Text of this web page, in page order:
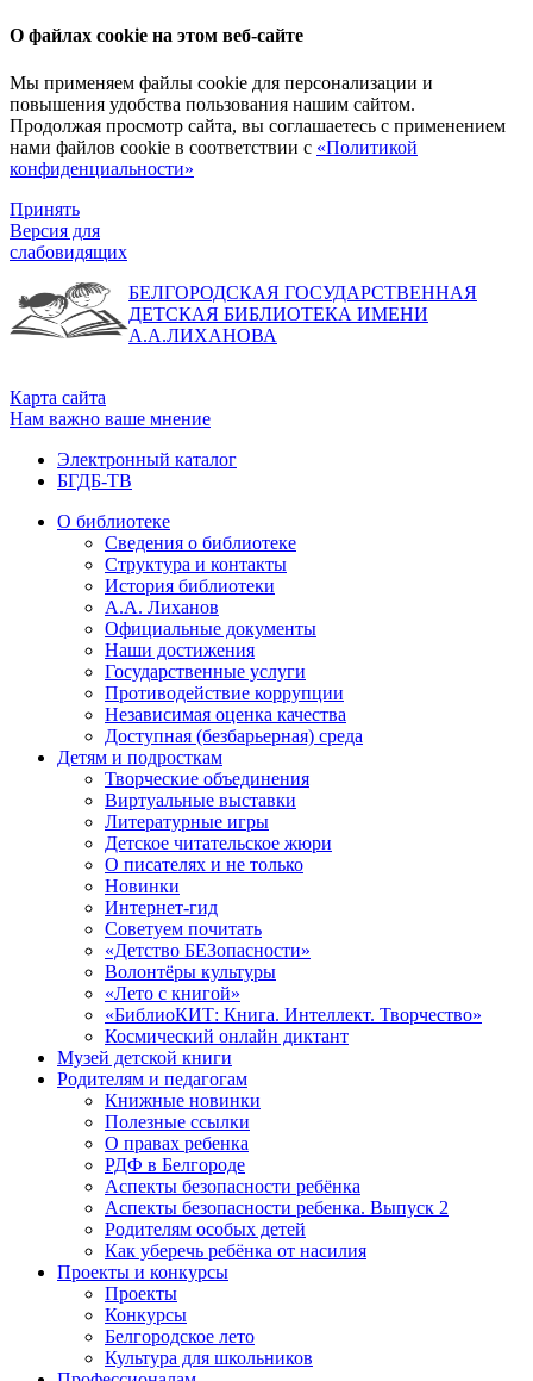
О файлах cookie на этом веб-сайте
Мы применяем файлы cookie для персонализации и
повышения удобства пользования нашим сайтом.
Продолжая просмотр сайта, вы соглашаетесь с применением
нами файлов cookie в соответствии с «Политикой
конфиденциальности»
Принять
Версия для
слабовидящих
БЕЛГОРОДСКАЯ ГОСУДАРСТВЕННАЯ
ДЕТСКАЯ БИБЛИОТЕКА ИМЕНИ
А.А.ЛИХАНОВА
Карта сайта
Нам важно ваше мнение
Электронный каталог
БГДБ-ТВ
О библиотеке
Сведения о библиотеке
Структура и контакты
История библиотеки
А.А. Лиханов
Официальные документы
Наши достижения
Государственные услуги
Противодействие коррупции
Независимая оценка качества
Доступная (безбарьерная) среда
Детям и подросткам
Творческие объединения
Виртуальные выставки
Литературные игры
Детское читательское жюри
О писателях и не только
Новинки
Интернет-гид
Советуем почитать
«Детство БЕЗопасности»
Волонтёры культуры
«Лето с книгой»
«БиблиоКИТ: Книга. Интеллект. Творчество»
Космический онлайн диктант
Музей детской книги
Родителям и педагогам
Книжные новинки
Полезные ссылки
О правах ребенка
РДФ в Белгороде
Аспекты безопасности ребёнка
Аспекты безопасности ребенка. Выпуск 2
Родителям особых детей
Как уберечь ребёнка от насилия
Проекты и конкурсы
Проекты
Конкурсы
Белгородское лето
Культура для школьников